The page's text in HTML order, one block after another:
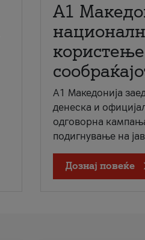
A1
A1 Македонија
денеска и
одговорна
подигнување на
Дознај повеќе